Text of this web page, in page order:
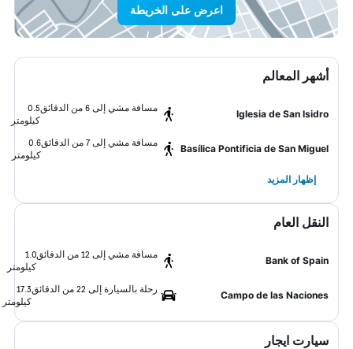
اعرض على الخريطة
أشهر المعالم
Iglesia de San Isidro
مسافة مشي إلى 6 من الدقائق
0.5
كيلومتر
Basílica Pontificia de San Miguel
مسافة مشي إلى 7 من الدقائق
0.6
كيلومتر
إظهار المزيد
النقل العام
Bank of Spain
مسافة مشي إلى 12 من الدقائق
1.0
كيلومتر
Campo de las Naciones
رحلة بالسيارة إلى 22 من الدقائق
17.3
كيلومتر
سيارت ايجار